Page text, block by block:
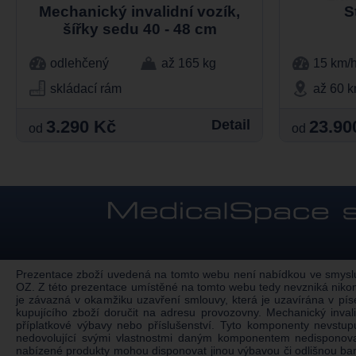
Mechanický invalidní vozík,
šířky sedu 40 - 48 cm
odlehčený
až 165 kg
skládací rám
od 3.290 Kč Detail
15 km/h
až 60
od
Prezentace zboží uvedená na tomto webu není nabídkou ve
OZ. Z této prezentace umístěné na tomto webu tedy nevzniká
je závazná v okamžiku uzavření smlouvy, která je uzavírána v
kupujícího zboží doručit na adresu provozovny. Mechanický
příplatkové výbavy nebo příslušenství. Tyto komponenty
nedovolující svými vlastnostmi daným komponentem
nabízené produkty mohou disponovat jinou výbavou či odlišnou